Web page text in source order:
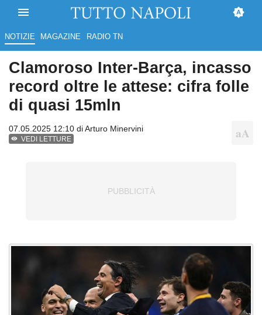
NOTIZIE MAGAZINE RADIO TN
Clamoroso Inter-Barça, incasso
record oltre le attese: cifra folle
di quasi 15mln
07.05.2025 12:10 diArturo Minervini
VEDI LETTURE